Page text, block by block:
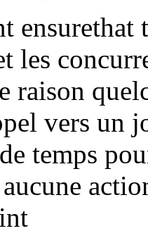
ensurethat
les
raison
vers un
temps